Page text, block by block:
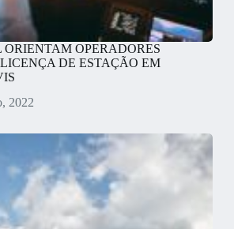
OPERADORES
DE ESTAÇÃO EM
2022